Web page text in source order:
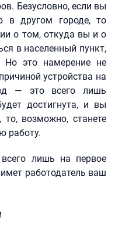
Безусловно, если вы
в другом городе, то
о том, откуда вы и о
в населенный пункт,
Но это намерение не
устройства на
— это всего лишь
достигнута, и вы
возможно, станете
работу.
лишь на первое
работодатель ваш